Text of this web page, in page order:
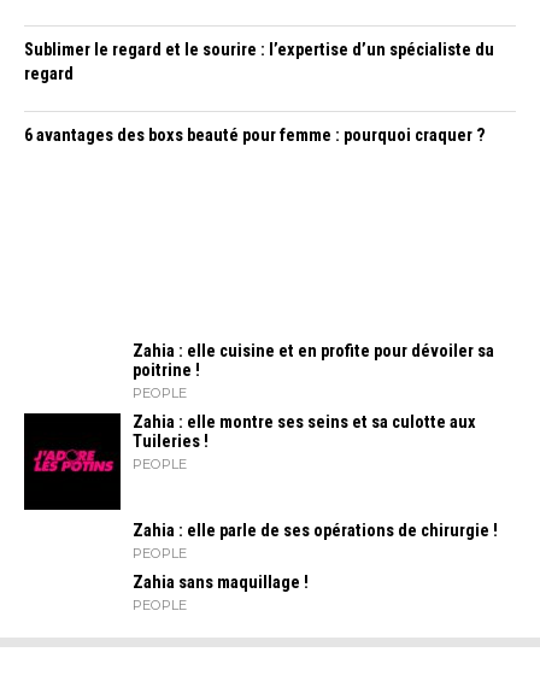
Sublimer le regard et le sourire : l’expertise d’un spécialiste du
regard
6 avantages des boxs beauté pour femme : pourquoi craquer ?
Zahia : elle cuisine et en profite pour dévoiler sa
poitrine !
PEOPLE
Zahia : elle montre ses seins et sa culotte aux
Tuileries !
PEOPLE
Zahia : elle parle de ses opérations de chirurgie !
PEOPLE
Zahia sans maquillage !
PEOPLE